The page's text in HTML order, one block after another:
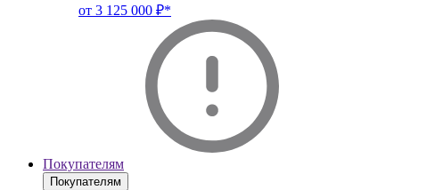
от 3 125 000 ₽*
Покупателям
Покупателям